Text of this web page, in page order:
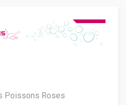
Poissons Roses